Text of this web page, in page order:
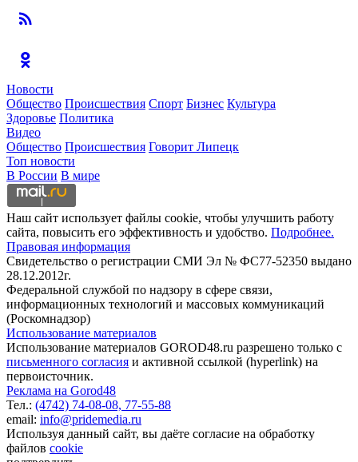
Новости
Общество Происшествия Спорт Бизнес Культура
Здоровье Политика
Видео
Общество Происшествия Говорит Липецк
Топ новости
В России В мире
Наш сайт использует файлы cookie, чтобы улучшить работу
сайта, повысить его эффективность и удобство. Подробнее.
Правовая информация
Свидетельство о регистрации СМИ Эл № ФС77-52350 выдано
28.12.2012г.
Федеральной службой по надзору в сфере связи,
информационных технологий и массовых коммуникаций
(Роскомнадзор)
Использование материалов
Использование материалов GOROD48.ru разрешено только с
письменного согласия и активной ссылкой (hyperlink) на
первоисточник.
Реклама на Gorod48
Тел.: (4742) 74-08-08, 77-55-88
email: info@pridemedia.ru
Используя данный сайт, вы даёте согласие на обработку
файлов cookie